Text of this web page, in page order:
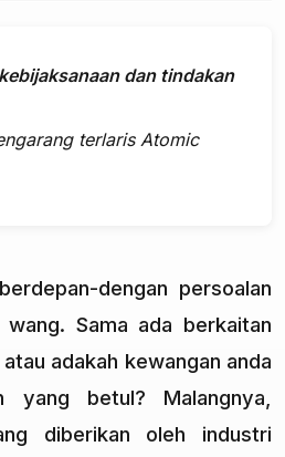
dan tindakan
terlaris Atomic
dengan persoalan
Sama ada berkaitan
adakah kewangan anda
yang betul? Malangnya,
diberikan oleh industri